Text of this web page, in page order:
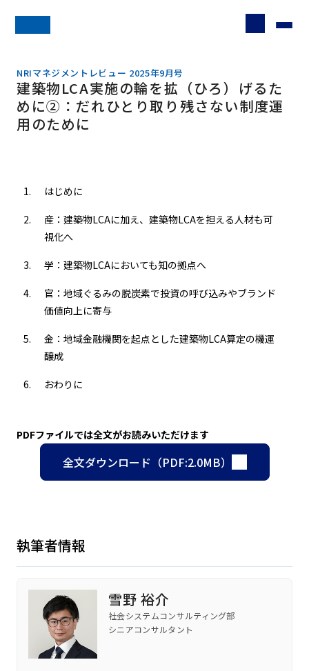
NRIマネジメントレビュー 2025年9月号
建築物LCA実施の輪を拡（ひろ）げるた
めに②：だれひとり取り残さない制度運
用のために
はじめに
産：建築物LCAに加え、建築物LCAを担える人材も可
視化へ
学：建築物LCAにおいても知の拠点へ
官：地域ぐるみの脱炭素で投資の呼び込みやブランド
価値向上に寄与
金：地域金融機関を起点とした建築物LCA算定の機運
醸成
おわりに
PDFファイルでは全文がお読みいただけます
全文ダウンロード（PDF:2.0MB）
執筆者情報
雪野 裕介
社会システムコンサルティング部
シニアコンサルタント